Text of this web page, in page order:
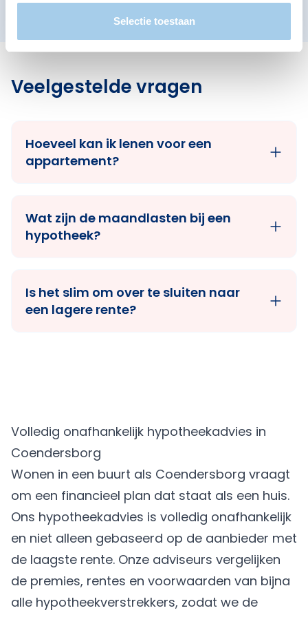
Selectie toestaan
Veelgestelde vragen
Hoeveel kan ik lenen voor een
appartement?
Wat zijn de maandlasten bij een
hypotheek?
Is het slim om over te sluiten naar
een lagere rente?
Volledig onafhankelijk hypotheekadvies in
Coendersborg
Wonen in een buurt als Coendersborg vraagt
om een financieel plan dat staat als een huis.
Ons hypotheekadvies is volledig onafhankelijk
en niet alleen gebaseerd op de aanbieder met
de laagste rente. Onze adviseurs vergelijken
de premies, rentes en voorwaarden van bijna
alle hypotheekverstrekkers, zodat we de